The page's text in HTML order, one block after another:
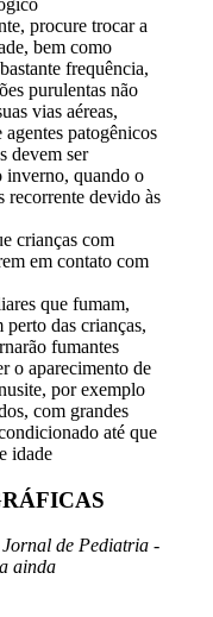
procure trocar a
bem como
frequência,
purulentas não
vias aéreas,
patogênicos
devem ser
inverno, quando o
recorrente devido às
crianças com
em contato com
que fumam,
perto das crianças,
fumantes
o aparecimento de
por exemplo
com grandes
até que
idade
de Pediatria -
ainda